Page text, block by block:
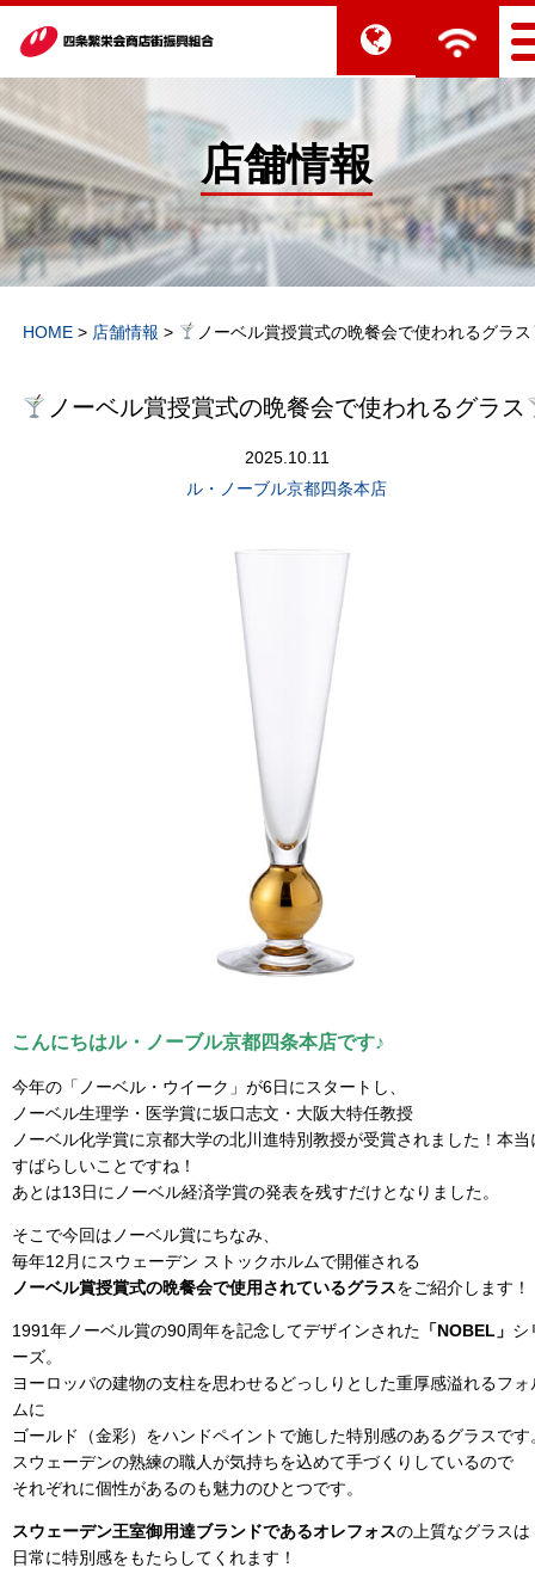
店舗情報
HOME > 店舗情報 > ノーベル賞授賞式の晩餐会で使われるグラス
ノーベル賞授賞式の晩餐会で使われるグラス
2025.10.11
ル・ノーブル京都四条本店
こんにちはル・ノーブル京都四条本店です♪
今年の「ノーベル・ウイーク」が6日にスタートし、
ノーベル生理学・医学賞に坂口志文・大阪大特任教授
ノーベル化学賞に京都大学の北川進特別教授が受賞されました！本当
すばらしいことですね！
あとは13日にノーベル経済学賞の発表を残すだけとなりました。
そこで今回はノーベル賞にちなみ、
毎年12月にスウェーデン ストックホルムで開催される
ノーベル賞授賞式の晩餐会で使用されているグラスをご紹介します！
1991年ノーベル賞の90周年を記念してデザインされた 「NOBEL」 シ
ーズ。
ヨーロッパの建物の支柱を思わせるどっしりとした重厚感溢れるフォ
ムに
ゴールド（金彩）をハンドペイントで施した特別感のあるグラスです
スウェーデンの熟練の職人が気持ちを込めて手づくりしているので
それぞれに個性があるのも魅力のひとつです。
スウェーデン王室御用達ブランドであるオレフォスの上質なグラスは
日常に特別感をもたらしてくれます！